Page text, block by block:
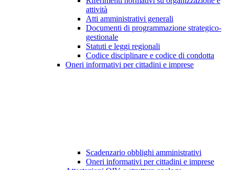
attività
Atti amministrativi generali
Documenti di programmazione strategico-
gestionale
Statuti e leggi regionali
Codice disciplinare e codice di condotta
Oneri informativi per cittadini e imprese
Scadenzario obblighi amministrativi
Oneri informativi per cittadini e imprese